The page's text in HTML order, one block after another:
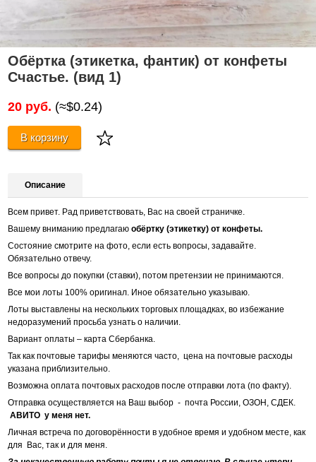
Обёртка (этикетка, фантик) от конфеты
Счастье. (вид 1)
20 руб. (≈$0.24)
В корзину
Описание
Всем привет. Рад приветствовать, Вас на своей страничке.
Вашему вниманию предлагаюобёртку (этикетку) от конфеты.
Состояние смотрите на фото, если есть вопросы, задавайте.
Обязательно отвечу.
Все вопросы до покупки (ставки), потом претензии не принимаются.
Все мои лоты 100% оригинал. Иное обязательно указываю.
Лоты выставлены на нескольких торговых площадках, во избежание
недоразумений просьба узнать о наличии.
Вариант оплаты – карта Сбербанка.
Так как почтовые тарифы меняются часто, цена на почтовые расходы
указана приблизительно.
Возможна оплата почтовых расходов после отправки лота (по факту).
Отправка осуществляется на Ваш выбор - почта России, ОЗОН, СДЕК.
АВИТО у меня нет.
Личная встреча по договорённости в удобное время и удобном месте, как
для Вас, так и для меня.